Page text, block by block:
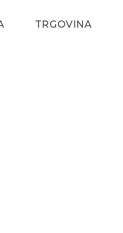
TRGOVINA